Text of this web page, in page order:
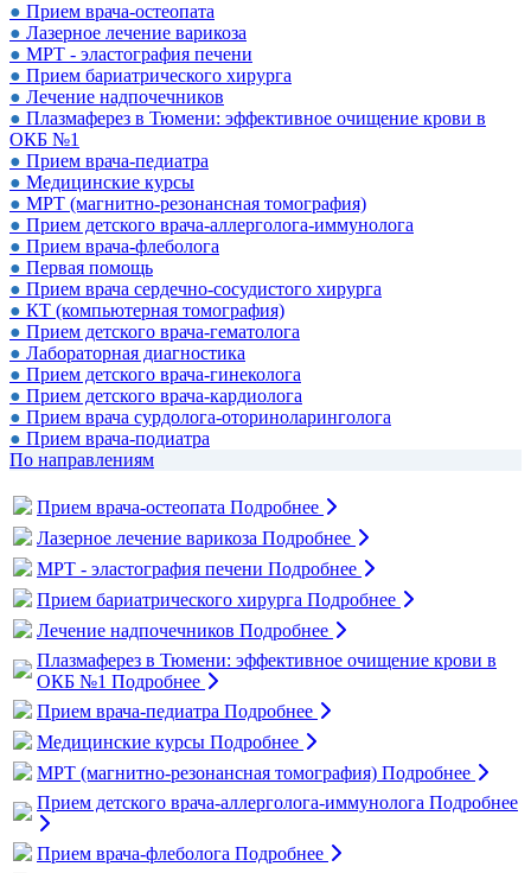
● Прием врача-остеопата
● Лазерное лечение варикоза
● МРТ - эластография печени
● Прием бариатрического хирурга
● Лечение надпочечников
● Плазмаферез в Тюмени: эффективное очищение крови в
ОКБ №1
● Прием врача-педиатра
● Медицинские курсы
● МРТ (магнитно-резонансная томография)
● Прием детского врача-аллерголога-иммунолога
● Прием врача-флеболога
● Первая помощь
● Прием врача сердечно-сосудистого хирурга
● КТ (компьютерная томография)
● Прием детского врача-гематолога
● Лабораторная диагностика
● Прием детского врача-гинеколога
● Прием детского врача-кардиолога
● Прием врача сурдолога-оториноларинголога
● Прием врача-подиатра
По направлениям
Прием врача-остеопата Подробнее
Лазерное лечение варикоза Подробнее
МРТ - эластография печени Подробнее
Прием бариатрического хирурга Подробнее
Лечение надпочечников Подробнее
Плазмаферез в Тюмени: эффективное очищение крови в
ОКБ №1 Подробнее
Прием врача-педиатра Подробнее
Медицинские курсы Подробнее
МРТ (магнитно-резонансная томография) Подробнее
Прием детского врача-аллерголога-иммунолога Подробнее
Прием врача-флеболога Подробнее